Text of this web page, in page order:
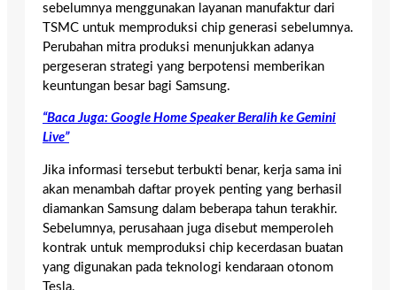
sebelumnya menggunakan layanan manufaktur dari
TSMC untuk memproduksi chip generasi sebelumnya.
Perubahan mitra produksi menunjukkan adanya
pergeseran strategi yang berpotensi memberikan
keuntungan besar bagi Samsung.
“Baca Juga: Google Home Speaker Beralih ke Gemini
Live”
Jika informasi tersebut terbukti benar, kerja sama ini
akan menambah daftar proyek penting yang berhasil
diamankan Samsung dalam beberapa tahun terakhir.
Sebelumnya, perusahaan juga disebut memperoleh
kontrak untuk memproduksi chip kecerdasan buatan
yang digunakan pada teknologi kendaraan otonom
Tesla.